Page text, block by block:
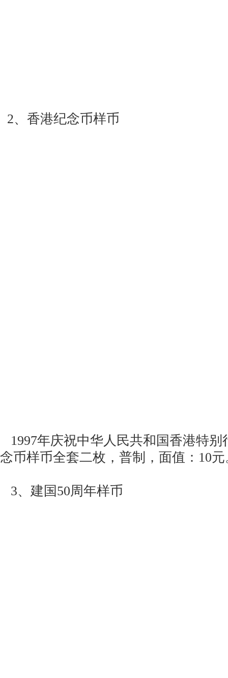
2、香港纪念币样币
1997年庆祝中华人民共和国香港特别
念币样币全套二枚，普制，面值：10元
3、建国50周年样币